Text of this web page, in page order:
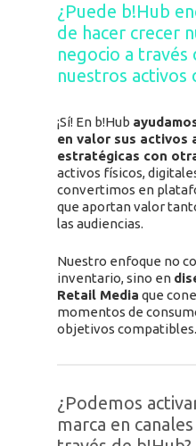
¿Puede b!Hub
de hacer crecer
negocio a través
nuestros activos
¡Sí! En b!Hub
en valor sus activos
estratégicas con
activos físicos,
convertimos en
que aportan valor
las audiencias.
Nuestro enfoque no
inventario, sino en
Retail Media que
momentos de
objetivos compatibles.
¿Podemos
marca en